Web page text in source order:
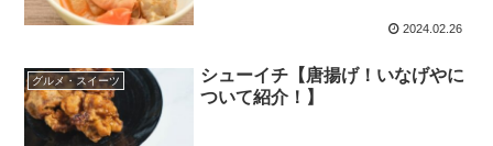
2024.02.26
グルメ・スイーツ
シューイチ【唐揚げ！いなげやに
ついて紹介！】